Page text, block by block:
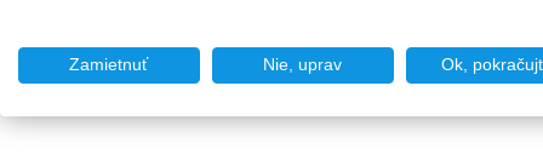
Zamietnuť Nie, uprav Ok,